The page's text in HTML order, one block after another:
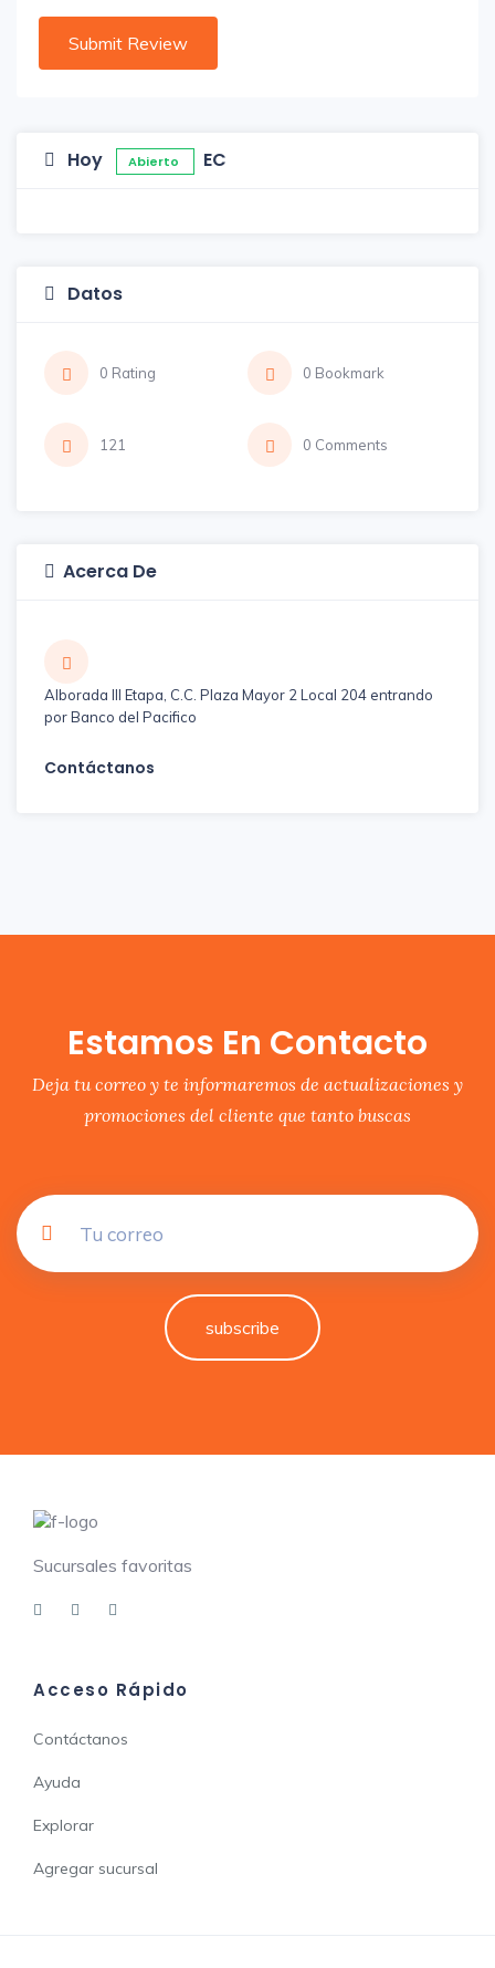
Hoy Abierto EC
Datos
0 Rating 0 Bookmark
121 0 Comments
Acerca De
Alborada III Etapa, C.C. Plaza Mayor 2 Local 204 entrando
por Banco del Pacifico
Contáctanos
Estamos En Contacto
Deja tu correo y te informaremos de actualizaciones y
promociones del cliente que tanto buscas
subscribe
Sucursales favoritas
Acceso Rápido
Contáctanos
Ayuda
Explorar
Agregar sucursal